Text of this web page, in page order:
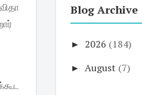
Blog Archive
► 2026 (184)
► August (7)